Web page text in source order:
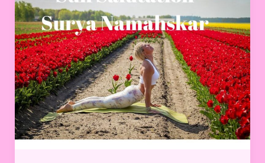
Salutation)